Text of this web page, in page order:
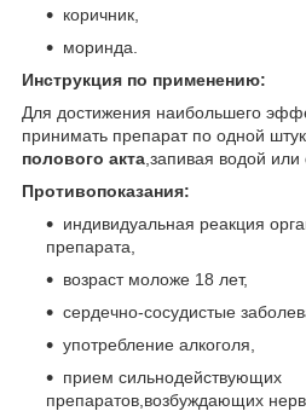
коричник,
моринда.
Инструкция по применению:
Для достижения наибольшего
принимать препарат по одной
полового акта ,запивая водой или
Противопоказания:
индивидуальная реакция
препарата,
возраст моложе 18 лет,
сердечно-сосудистые
употребление алкоголя,
прием сильнодействующих
препаратов,возбуждающих